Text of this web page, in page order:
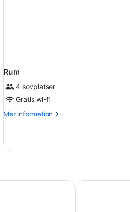
Rum
4 sovplatser
Gratis wi-fi
Mer information
Mer
Radisson Hotel